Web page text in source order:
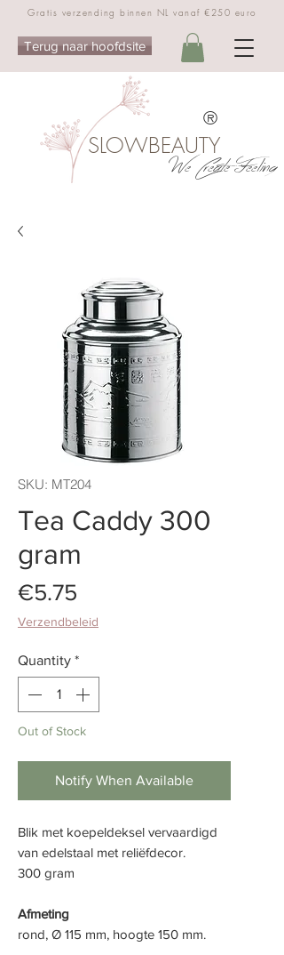
Gratis verzending binnen NL vanaf €250 euro
Terug naar hoofdsite
SLOWBEAUTY
®
We Create Feeling
SKU: MT204
Tea Caddy 300
gram
€5.75
Verzendbeleid
Quantity *
Out of Stock
Notify When Available
Blik met koepeldeksel vervaardigd
van edelstaal met reliëfdecor.
300 gram
Afmeting
rond, Ø 115 mm, hoogte 150 mm.